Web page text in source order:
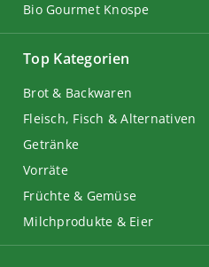
Top Kategorien
Brot & Backwaren
Fleisch, Fisch & Alternativen
Getränke
Vorräte
Früchte & Gemüse
Milchprodukte & Eier
Bio Gourmet Knospe